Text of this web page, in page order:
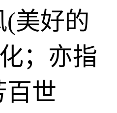
美好的
；亦指
百世